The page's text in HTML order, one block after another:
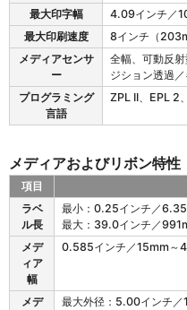
の
プ
仕
最大印字幅
4.09インチ／
最大印刷速度
8インチ（
メディアセンサ
ー
全幅、可動反
ジション透過
プログラミング
言語
ZPL II、EPL 2
メディアおよびリボン特性
6
項目
ラベ
ル長
最小：0.25インチ／
最大：39.0インチ／
メデ
ィア
幅
0.585インチ／15mm～
メデ
最大外径：5.00インチ